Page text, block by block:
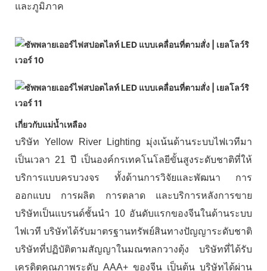
และภูมิภาค
เกี่ยวกับแม่น้ำเหลือง
บริษัท Yellow River Lighting มุ่งเน้นด้านระบบไฟเวทีมา
เป็นเวลา 21 ปี เป็นองค์กรเทคโนโลยีขั้นสูงระดับชาติที่ให้
บริการแบบครบวงจร ทั้งด้านการวิจัยและพัฒนา การ
ออกแบบ การผลิต การตลาด และบริการหลังการขาย
บริษัทเป็นแบรนด์ชั้นนำ 10 อันดับแรกของจีนในด้านระบบ
ไฟเวที บริษัทได้รับมาตรฐานทรัพย์สินทางปัญญาระดับชาติ
บริษัทที่ปฏิบัติตามสัญญาในมณฑลกวางตุ้ง บริษัทที่ได้รับ
เครดิตคุณภาพระดับ AAA+ ของจีน เป็นต้น บริษัทได้ผ่าน